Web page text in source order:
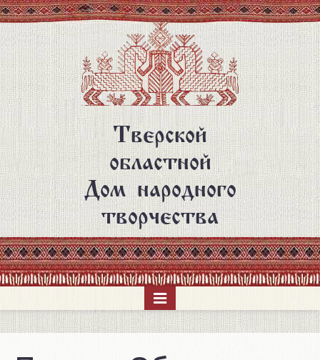
Перейти
к
основному
содержанию
Тверской
областной
Дом народного
творчества